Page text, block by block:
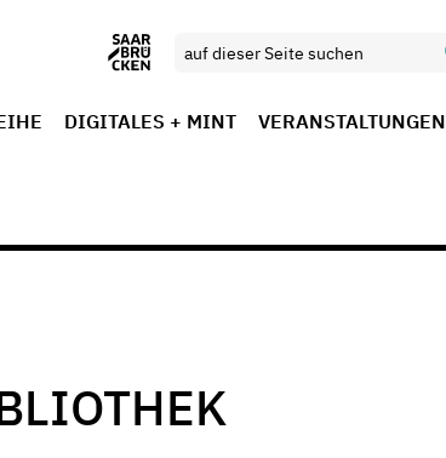
DIGITALES + MINT VERANSTALTUNGEN